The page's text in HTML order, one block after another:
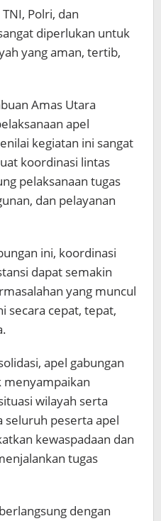
Polri, dan
diperlukan untuk
yang aman, tertib,
Amas Utara
apel
kegiatan ini sangat
koordinasi lintas
pelaksanaan tugas
dan pelayanan
ini, koordinasi
dapat semakin
yang muncul
secara cepat, tepat,
apel gabungan
menyampaikan
wilayah serta
seluruh peserta apel
kewaspadaan dan
tugas
dengan